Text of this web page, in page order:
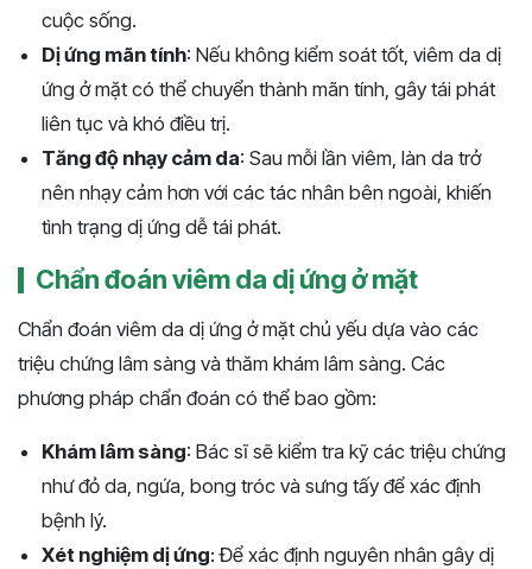
cuộc sống.
Dị ứng mãn tính: Nếu không kiểm soát tốt, viêm da dị
ứng ở mặt có thể chuyển thành mãn tính, gây tái phát
liên tục và khó điều trị.
Tăng độ nhạy cảm da: Sau mỗi lần viêm, làn da trở
nên nhạy cảm hơn với các tác nhân bên ngoài, khiến
tình trạng dị ứng dễ tái phát.
Chẩn đoán viêm da dị ứng ở mặt
Chẩn đoán viêm da dị ứng ở mặt chủ yếu dựa vào các
triệu chứng lâm sàng và thăm khám lâm sàng. Các
phương pháp chẩn đoán có thể bao gồm:
Khám lâm sàng: Bác sĩ sẽ kiểm tra kỹ các triệu chứng
như đỏ da, ngứa, bong tróc và sưng tấy để xác định
bệnh lý.
Xét nghiệm dị ứng: Để xác định nguyên nhân gây dị